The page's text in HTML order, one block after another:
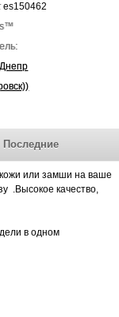
es150462
Последние
кожи или замши на ваше
.Высокое качество,
в одном